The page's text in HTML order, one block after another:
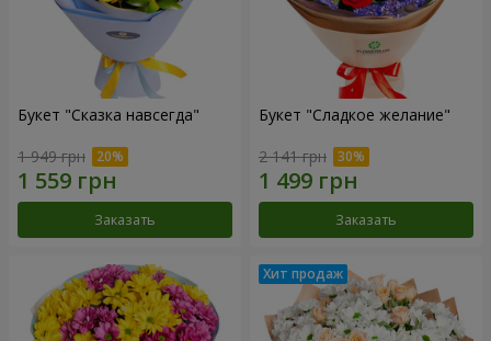
Букет "Сказка навсегда"
1 949 грн
Заказать
Букет "Сладкое желание"
2 141 грн
Заказать